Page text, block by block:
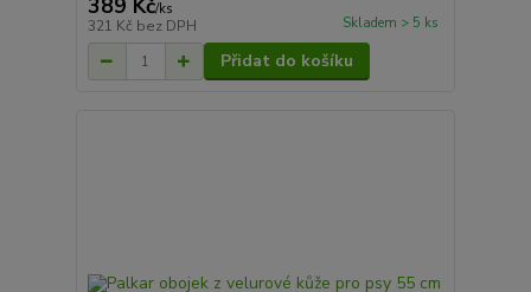
389 Kč/ks
321 Kč bez DPH Skladem > 5 ks
Přidat do košíku